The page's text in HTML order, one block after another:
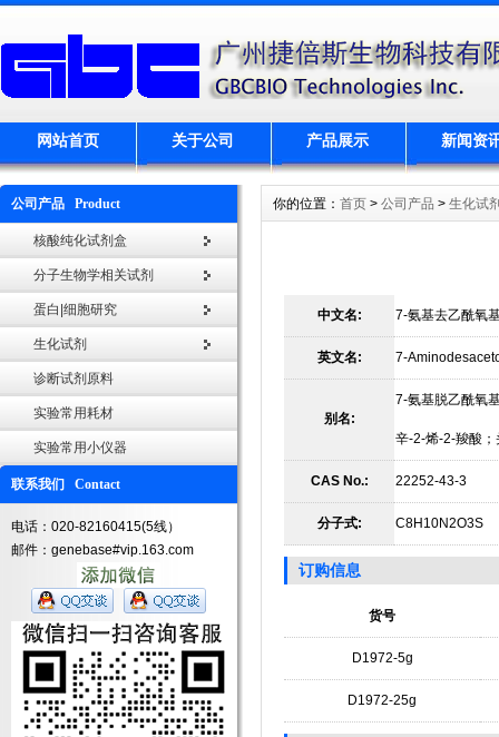
网站首页 关于公司 产品展示 新闻资
公司产品 Product
核酸纯化试剂盒
分子生物学相关试剂
蛋白|细胞研究
生化试剂
诊断试剂原料
实验常用耗材
实验常用小仪器
联系我们 Contact
电话：020-82160415(5线）
邮件：genebase#vip.163.com
你的位置： 首页 > 公司产品 > 生化试
中文名: 7-氨基去乙酰氧
英文名: 7-
别名:
7-氨基脱乙酰氧
辛-2-烯-2-羧酸
CAS No.: 22252-43-3
分子式: C8H10N2O3S
订购信息
货号
D1972-5g
D1972-25g